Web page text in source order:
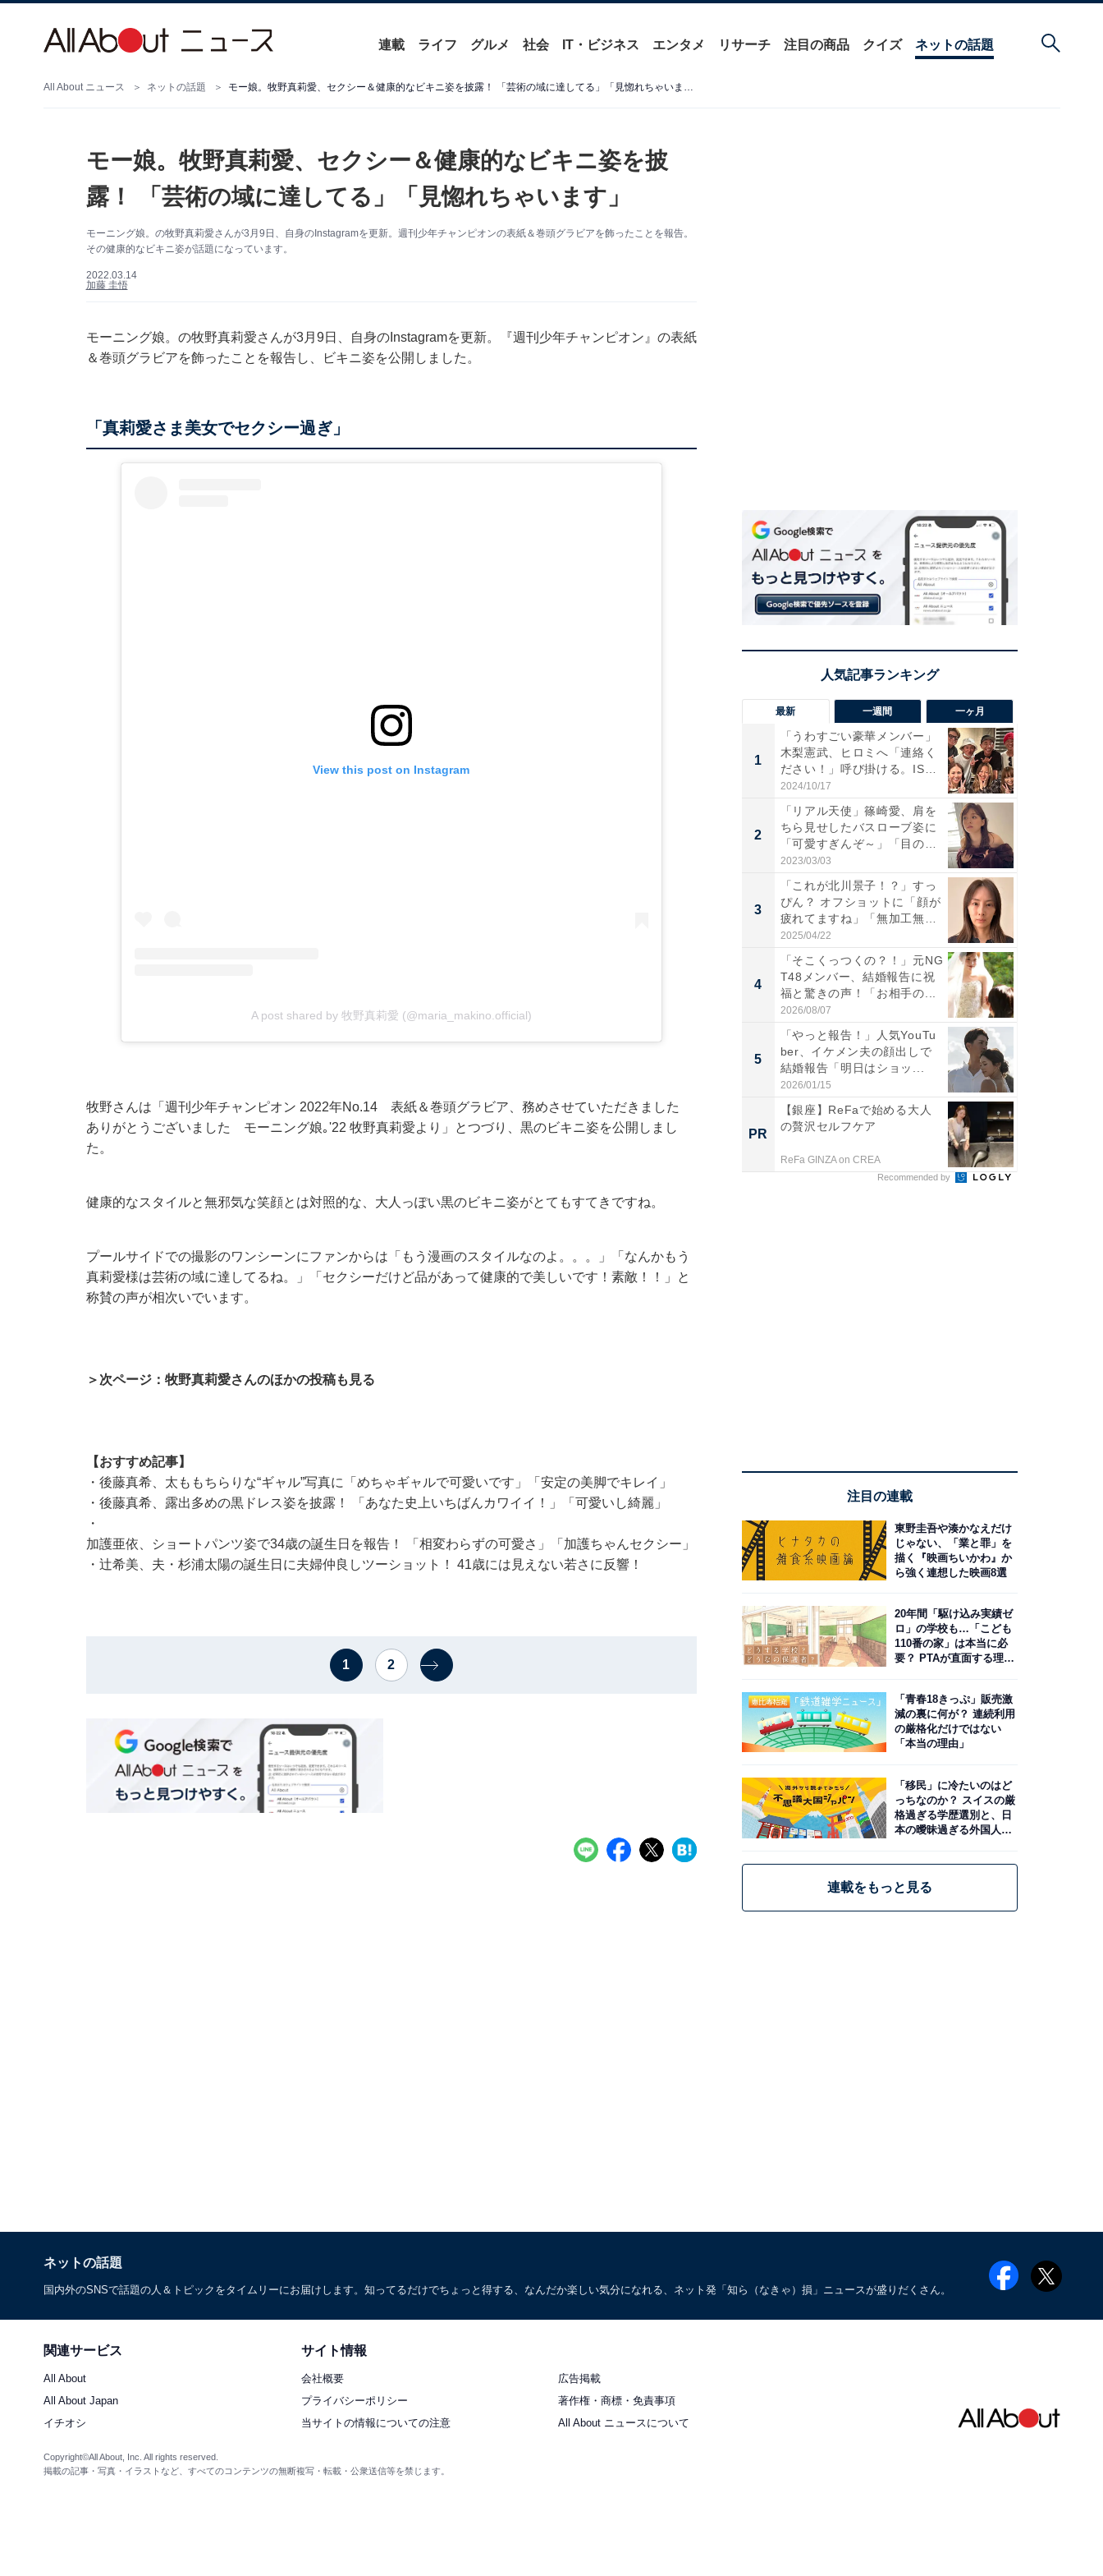
連載 ライフ グルメ 社会 IT・ビジネス エンタメ リサーチ 注目の商品 クイズ ネットの話題
All About ニュース ネットの話題 モー娘。牧野真莉愛、セクシー＆健康的なビキニ姿を披露！ 「芸術の域に達してる」「見惚れちゃいます」
モー娘。牧野真莉愛、セクシー＆健康的なビキニ姿を披
露！ 「芸術の域に達してる」「見惚れちゃいます」
モーニング娘。の牧野真莉愛さんが3月9日、自身のInstagramを更新。週刊少年チャンピオンの表紙＆巻頭グラビアを飾ったことを報告。
その健康的なビキニ姿が話題になっています。
2022.03.14
加藤 圭悟
モーニング娘。の牧野真莉愛さんが3月9日、自身のInstagramを更新。『週刊少年チャンピオン』の表紙
＆巻頭グラビアを飾ったことを報告し、ビキニ姿を公開しました。
「真莉愛さま美女でセクシー過ぎ」
View this post on Instagram
A post shared by 牧野真莉愛 (@maria_makino.official)
牧野さんは「週刊少年チャンピオン 2022年No.14 表紙＆巻頭グラビア、務めさせていただきました
ありがとうございました モーニング娘｡'22 牧野真莉愛より」とつづり、黒のビキニ姿を公開しまし
た。
健康的なスタイルと無邪気な笑顔とは対照的な、大人っぽい黒のビキニ姿がとてもすてきですね。
プールサイドでの撮影のワンシーンにファンからは「もう漫画のスタイルなのよ。。。」「なんかもう
真莉愛様は芸術の域に達してるね。」「セクシーだけど品があって健康的で美しいです！素敵！！」と
称賛の声が相次いでいます。
＞次ページ：牧野真莉愛さんのほかの投稿も見る
【おすすめ記事】
・ 後藤真希、太ももちらりな“ギャル”写真に「めちゃギャルで可愛いです」「安定の美脚でキレイ」
・ 後藤真希、露出多めの黒ドレス姿を披露！ 「あなた史上いちばんカワイイ！」「可愛いし綺麗」
・
加護亜依、ショートパンツ姿で34歳の誕生日を報告！ 「相変わらずの可愛さ」「加護ちゃんセクシー」
・ 辻希美、夫・杉浦太陽の誕生日に夫婦仲良しツーショット！ 41歳には見えない若さに反響！
1 2
最新 一週間 一ヶ月
1
「うわすごい豪華メンバー」
木梨憲武、ヒロミへ「連絡く
ださい！」呼び掛ける。IS
S...
2024/10/17
2
「リアル天使」篠崎愛、肩を
ちら見せしたバスローブ姿に
「可愛すぎんぞ～」「目の表
情...
2023/03/03
3
「これが北川景子！？」すっ
ぴん？ オフショットに「顔が
疲れてますね」「無加工無
表...
2025/04/22
4
「そこくっつくの？！」元NG
T48メンバー、結婚報告に祝
福と驚きの声！「お相手の...
2026/08/07
5
「やっと報告！」人気YouTu
ber、イケメン夫の顔出しで
結婚報告「明日はショッ...
2026/01/15
PR
【銀座】ReFaで始める大人
の贅沢セルフケア
ReFa GINZA on CREA
Recommended by
注目の連載
東野圭吾や湊かなえだけ
じゃない、「業と罪」を
描く『映画ちいかわ』か
ら強く連想した映画8選
20年間「駆け込み実績ゼ
ロ」の学校も…「こども
110番の家」は本当に必
要？ PTAが直面する理想
「青春18きっぷ」販売激
減の裏に何が？ 連続利用
の厳格化だけではない
「本当の理由」
「移民」に冷たいのはど
っちなのか？ スイスの厳
格過ぎる学歴選別と、日
本の曖昧過ぎる外国人政
連載をもっと見る
ネットの話題
国内外のSNSで話題の人＆トピックをタイムリーにお届けします。知ってるだけでちょっと得する、なんだか楽しい気分になれる、ネット発「知ら（なきゃ）損」ニュースが盛りだくさん。
関連サービス
All About
All About Japan
イチオシ
サイト情報
会社概要
広告掲載
プライバシーポリシー
著作権・商標・免責事項
当サイトの情報についての注意
All About ニュースについて
Copyright©All About, Inc. All rights reserved.
掲載の記事・写真・イラストなど、すべてのコンテンツの無断複写・転載・公衆送信等を禁じます。